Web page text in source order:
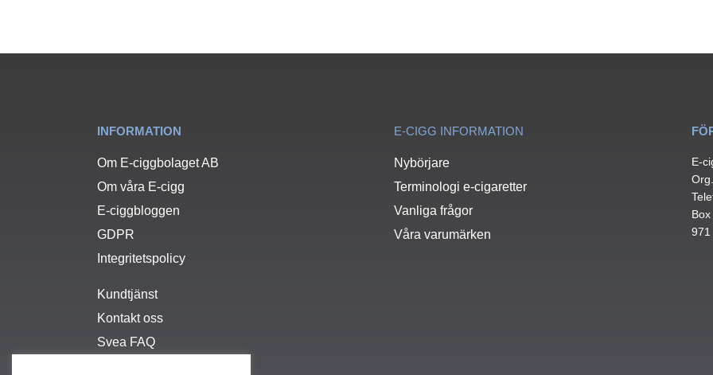
INFORMATION
Om E-ciggbolaget AB
Om våra E-cigg
E-ciggbloggen
GDPR
Integritetspolicy
Kundtjänst
Kontakt oss
Svea FAQ
E-CIGG INFORMATION
Nybörjare
Terminologi e-cigaretter
Vanliga frågor
Våra varumärken
E-
971